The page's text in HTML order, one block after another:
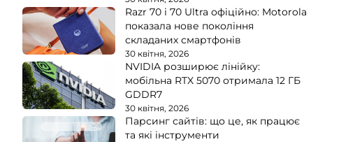
Razr 70 і 70 Ultra офіційно: Motorola
показала нове покоління
складаних смартфонів
30 квітня, 2026
NVIDIA розширює лінійку:
мобільна RTX 5070 отримала 12 ГБ
GDDR7
30 квітня, 2026
Парсинг сайтів: що це, як працює
та які інструменти